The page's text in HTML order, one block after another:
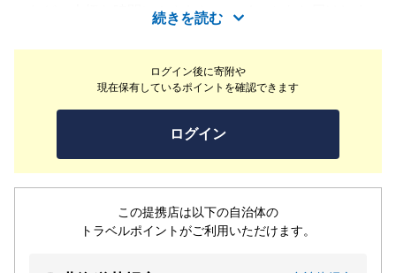
ログイン後に寄附や
現在保有しているポイントを確認できます
ログイン
この提携店は以下の自治体の
トラベルポイントがご利用いただけます。
いなどの大切な時間にふさわしいスイーツをお届けしま
す。イートインスペースではスイーツに合わせたお飲物も
ご用意。お客様の「嬉しい」に寄り添うケーキショップで
続きを読む